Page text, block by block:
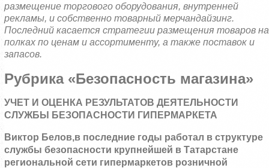
размещение торгового оборудования, внутренней
рекламы, и собственно товарный мерчандайзинг.
Последний касается стратегии размещения товаров на
полках по ценам и ассортименту, а также поставок и
запасов.
Рубрика «Безопасность магазина»
УЧЕТ И ОЦЕНКА РЕЗУЛЬТАТОВ ДЕЯТЕЛЬНОСТИ
СЛУЖБЫ БЕЗОПАСНОСТИ ГИПЕРМАРКЕТА
Виктор Белов,в последние годы работал в структуре
службы безопасности крупнейшей в Татарстане
региональной сети гипермаркетов розничной